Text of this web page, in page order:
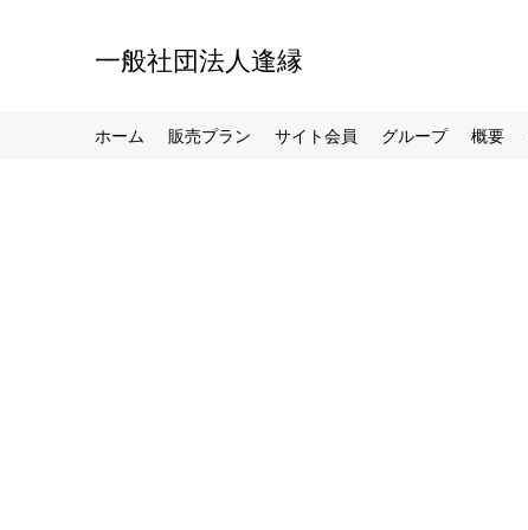
一般社団法人逢縁
ホーム 販売プラン サイト会員 グループ 概要